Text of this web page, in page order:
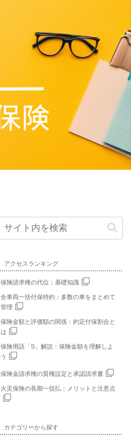
アクセスランキング
保険請求権の代位：基礎知識
全車両一括付保特約：多数の車をまとめて
管理
保険金額と評価額の関係：約定付保割合と
は
保険用語「S」解説：保険金額を理解しよ
う
保険金請求権の質権設定と承認請求書
火災保険の長期一括払：メリットと注意点
カテゴリーから探す